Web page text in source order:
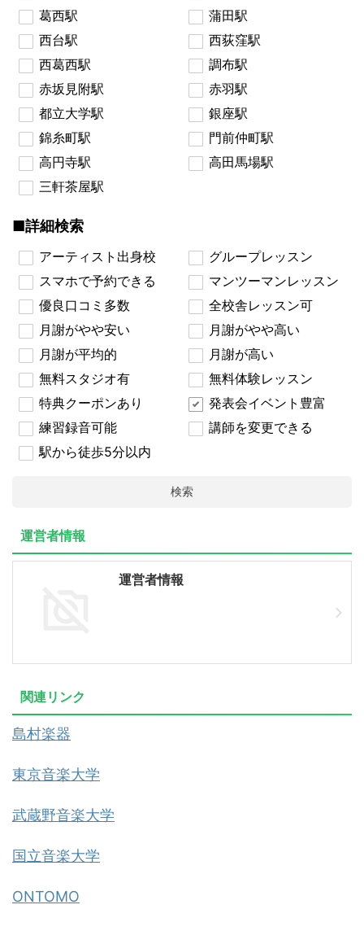
葛西駅
蒲田駅
西台駅
西荻窪駅
西葛西駅
調布駅
赤坂見附駅
赤羽駅
都立大学駅
銀座駅
錦糸町駅
門前仲町駅
高円寺駅
高田馬場駅
三軒茶屋駅
■詳細検索
アーティスト出身校
グループレッスン
スマホで予約できる
マンツーマンレッスン
優良口コミ多数
全校舎レッスン可
月謝がやや安い
月謝がやや高い
月謝が平均的
月謝が高い
無料スタジオ有
無料体験レッスン
特典クーポンあり
発表会イベント豊富
練習録音可能
講師を変更できる
駅から徒歩5分以内
検索
運営者情報
運営者情報
関連リンク
島村楽器
東京音楽大学
武蔵野音楽大学
国立音楽大学
ONTOMO